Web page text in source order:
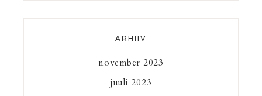
ARHIIV
november 2023
juuli 2023